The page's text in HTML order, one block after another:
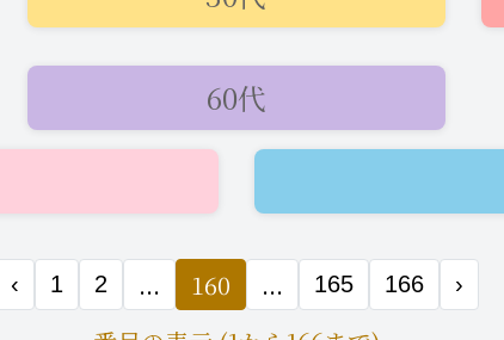
即会い希望
2025年4月26日16:44
60代
‹ 1 2 ... 160 ... 165 166 ›